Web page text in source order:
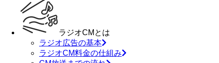
ラジオCMとは
ラジオ広告の基本
ラジオCM料金の仕組み